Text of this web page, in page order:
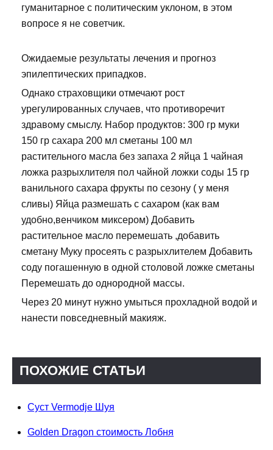
гуманитарное с политическим уклоном, в этом
вопросе я не советчик.
Ожидаемые результаты лечения и прогноз
эпилептических припадков.
Однако страховщики отмечают рост
урегулированных случаев, что противоречит
здравому смыслу. Набор продуктов: 300 гр муки
150 гр сахара 200 мл сметаны 100 мл
растительного масла без запаха 2 яйца 1 чайная
ложка разрыхлителя пол чайной ложки соды 15 гр
ванильного сахара фрукты по сезону ( у меня
сливы) Яйца размешать с сахаром (как вам
удобно,венчиком миксером) Добавить
растительное масло перемешать ,добавить
сметану Муку просеять с разрыхлителем Добавить
соду погашенную в одной столовой ложке сметаны
Перемешать до однородной массы.
Через 20 минут нужно умыться прохладной водой и
нанести повседневный макияж.
ПОХОЖИЕ СТАТЬИ
Суст Vermodje Шуя
Golden Dragon стоимость Лобня